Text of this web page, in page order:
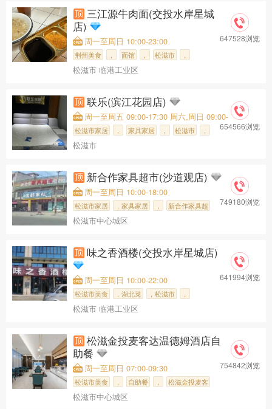
三江源牛肉面(交投水岸星城
店)
周一至周日 10:00-23:00
荆州美食 ， 面馆 ， 松滋市 ，
松滋市 临港工业区
647528浏览
联乐(滨江花园店)
周一至周五 09:00-17:30 周六,周日 09:00-
18:30
松滋市家居 ， 家具家居 ， 松滋市 ，
松滋市
654566浏览
新合作家具超市(沙道观店)
周一至周日 10:00-18:00
松滋市家居 ，家具家居 ， 新合作家具超
松滋市中心城区
749180浏览
味之香酒楼(交投水岸星城店)
周一至周日 10:00-22:00
松滋市美食 ，湖北菜 ，松滋市 ，
松滋市 临港工业区
641994浏览
松滋金投麦客达温德姆酒店自
助餐
周一至周日 07:00-09:30
松滋市美食 ， 自助餐 ， 松滋金投麦客
松滋市中心城区
754842浏览